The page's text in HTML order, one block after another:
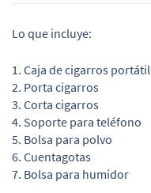
Lo que incluye:
1. Caja de cigarros
2. Porta cigarros
3. Corta cigarros
4. Soporte para teléfono
5. Bolsa para polvo
6. Cuentagotas
7. Bolsa para humidor